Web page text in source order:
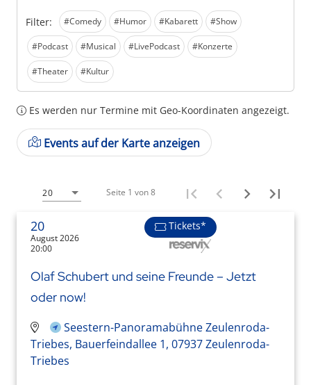
Filter: #Comedy #Humor #Kabarett #Show
#Podcast #Musical #LivePodcast #Konzerte
#Theater #Kultur
Es werden nur Termine mit Geo-Koordinaten angezeigt.
Events auf der Karte anzeigen
20 Seite 1 von 8
20
August 2026
20:00
Tickets*
Olaf Schubert und seine Freunde – Jetzt
oder now!
Seestern-Panoramabühne Zeulenroda-
Triebes, Bauerfeindallee 1, 07937 Zeulenroda-
Triebes